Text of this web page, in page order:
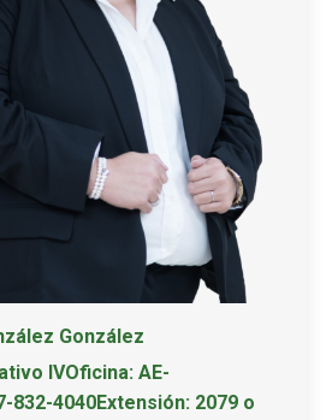
González
IVOficina: AE-
832-4040Extensión: 2079 o